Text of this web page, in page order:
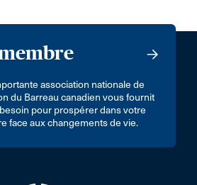
association nationale de
du Barreau canadien vous fournit
pour prospérer dans votre
face aux changements de vie.